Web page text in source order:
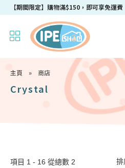
【期間限定】購物滿$150，即可享免運費
主頁 » 商店
Crystal
項目 1 - 16 從總數 2 排